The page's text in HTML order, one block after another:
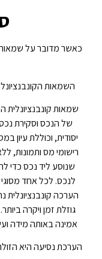
כאשר מדובר על שמאות
השמאות
שמאות קונבנציונלית
של הנכס וסקירת
יסודית, וכוללת עיון
רישומי מס ותמונות,
שנוסע ליד נכס כדי
לנכס. לכל אחד מסוגי
הערכה קונבנציונלית
גוזלת זמן ויקרה
אמינה באותה מידה
הערכת נסיעה היא